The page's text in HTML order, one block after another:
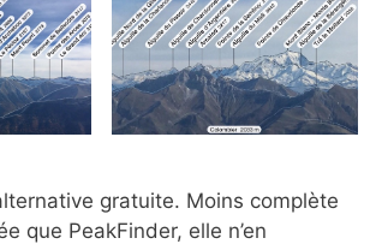
gratuite. Moins complète
que PeakFinder, elle n’en